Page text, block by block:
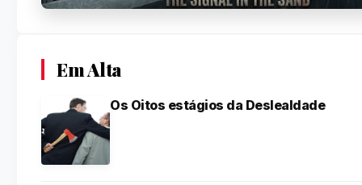
Em Alta
Os Oitos estágios da Deslealdade